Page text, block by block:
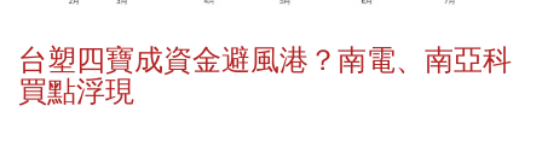
台塑四寶成資金避風港？南電、南亞科
買點浮現